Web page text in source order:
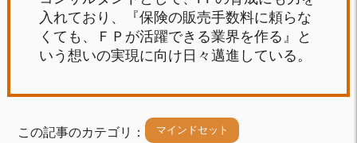
入れており、『保険の販売手数料に頼らな
くても、ＦＰが活躍できる業界を作る』と
いう想いの実現に向け日々邁進している。
この記事のカテゴリ： マインドセット